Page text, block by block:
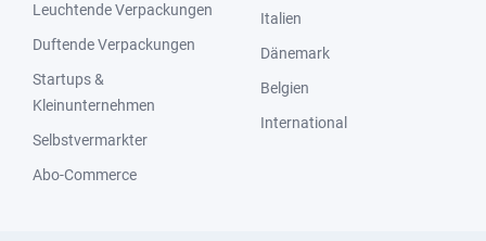
Leuchtende Verpackungen
Duftende Verpackungen
Startups &
Kleinunternehmen
Selbstvermarkter
Abo-Commerce
Italien
Dänemark
Belgien
International